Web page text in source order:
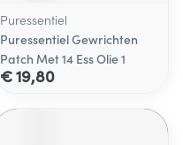
Puressentiel
Puressentiel Gewrichten
Patch Met 14 Ess Olie 1
€ 19,80